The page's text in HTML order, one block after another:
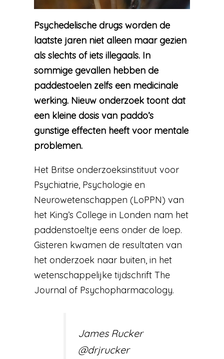
Psychedelische drugs worden de
laatste jaren niet alleen maar gezien
als slechts of iets illegaals. In
sommige gevallen hebben de
paddestoelen zelfs een medicinale
werking. Nieuw onderzoek toont dat
een kleine dosis van paddo’s
gunstige effecten heeft voor mentale
problemen.
Het Britse onderzoeksinstituut voor
Psychiatrie, Psychologie en
Neurowetenschappen (LoPPN) van
het King’s College in Londen nam het
paddenstoeltje eens onder de loep.
Gisteren kwamen de resultaten van
het onderzoek naar buiten, in het
wetenschappelijke tijdschrift The
Journal of Psychopharmacology.
James Rucker
@drjrucker